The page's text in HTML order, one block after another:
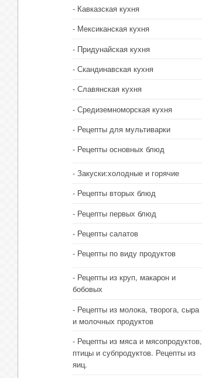
Кавказская кухня
Мексиканская кухня
Придунайская кухня
Скандинавская кухня
Славянская кухня
Средиземноморская кухня
Рецепты для мультиварки
Рецепты основных блюд
Закуски:холодные и горячие
Рецепты вторых блюд
Рецепты первых блюд
Рецепты салатов
Рецепты по виду продуктов
Рецепты из круп, макарон и
бобовых
Рецепты из молока, творога, сыра
и молочных продуктов
Рецепты из мяса и мясопродуктов,
птицы и субпродуктов. Рецепты из
яиц.